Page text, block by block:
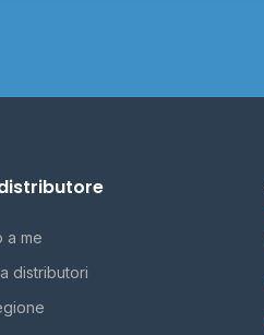
a me
distributori